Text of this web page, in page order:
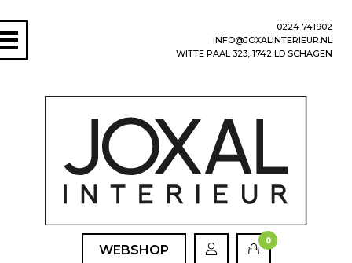
0224 741902
INFO@JOXALINTERIEUR.NL
WITTE PAAL 323, 1742 LD SCHAGEN
WEBSHOP
0